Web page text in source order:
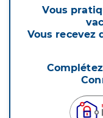
Vous
Vous recevez